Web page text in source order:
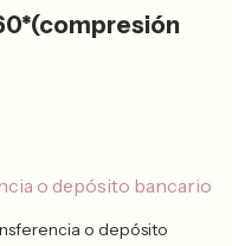
o depósito bancario
o depósito